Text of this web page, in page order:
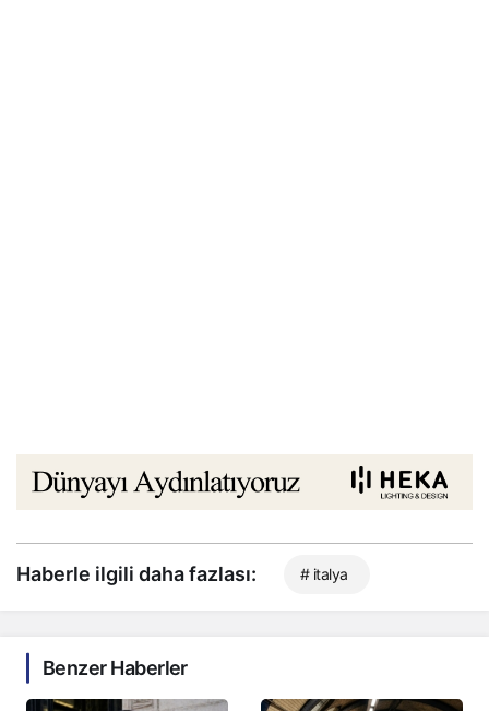
Haberle ilgili daha fazlası: # italya
Benzer Haberler